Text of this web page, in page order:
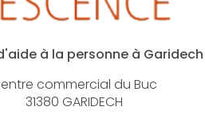
à la personne à Garidech
commercial du Buc
31380 GARIDECH